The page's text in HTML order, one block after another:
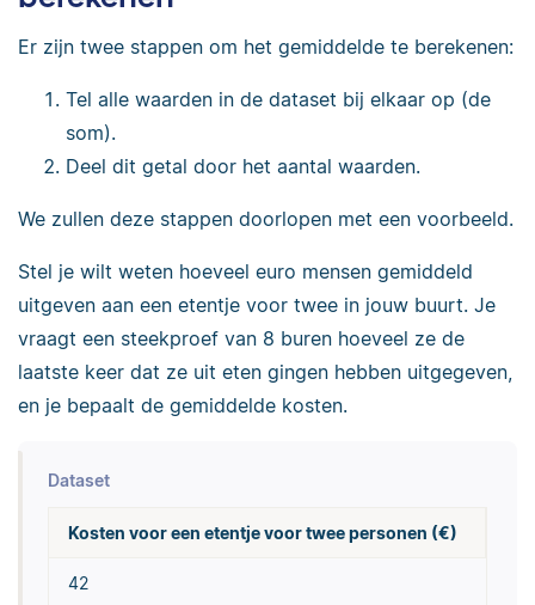
Er zijn twee stappen om het gemiddelde te berekenen:
Tel alle waarden in de dataset bij elkaar op (de
som).
Deel dit getal door het aantal waarden.
We zullen deze stappen doorlopen met een voorbeeld.
Stel je wilt weten hoeveel euro mensen gemiddeld
uitgeven aan een etentje voor twee in jouw buurt. Je
vraagt een steekproef van 8 buren hoeveel ze de
laatste keer dat ze uit eten gingen hebben uitgegeven
en je bepaalt de gemiddelde kosten.
Dataset
Kosten voor een etentje voor twee personen (€)
42